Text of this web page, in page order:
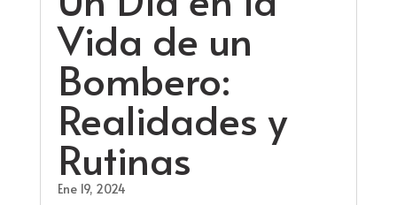
Vida de un
Bombero:
Realidades y
Rutinas
Ene 19, 2024